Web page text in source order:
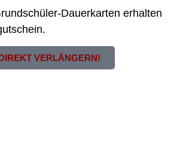
Dauerkarten erhalten
VERLÄNGERN!